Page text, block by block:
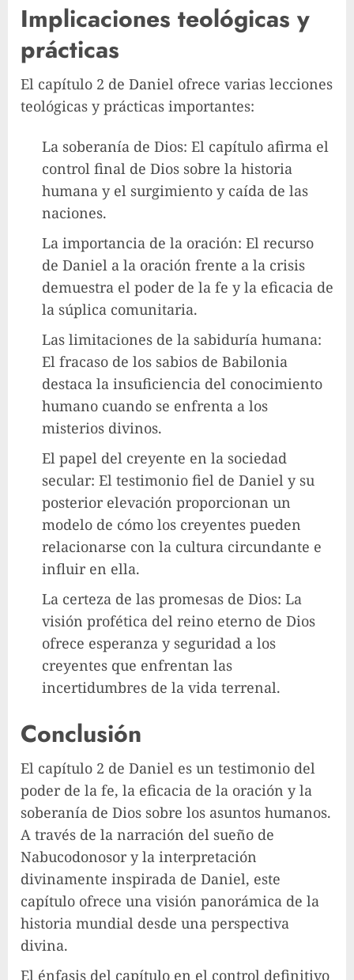
Implicaciones teológicas y
prácticas
El capítulo 2 de Daniel ofrece varias lecciones
teológicas y prácticas importantes:
La soberanía de Dios: El capítulo afirma el
control final de Dios sobre la historia
humana y el surgimiento y caída de las
naciones.
La importancia de la oración: El recurso
de Daniel a la oración frente a la crisis
demuestra el poder de la fe y la eficacia de
la súplica comunitaria.
Las limitaciones de la sabiduría humana:
El fracaso de los sabios de Babilonia
destaca la insuficiencia del conocimiento
humano cuando se enfrenta a los
misterios divinos.
El papel del creyente en la sociedad
secular: El testimonio fiel de Daniel y su
posterior elevación proporcionan un
modelo de cómo los creyentes pueden
relacionarse con la cultura circundante e
influir en ella.
La certeza de las promesas de Dios: La
visión profética del reino eterno de Dios
ofrece esperanza y seguridad a los
creyentes que enfrentan las
incertidumbres de la vida terrenal.
Conclusión
El capítulo 2 de Daniel es un testimonio del
poder de la fe, la eficacia de la oración y la
soberanía de Dios sobre los asuntos humanos.
A través de la narración del sueño de
Nabucodonosor y la interpretación
divinamente inspirada de Daniel, este
capítulo ofrece una visión panorámica de la
historia mundial desde una perspectiva
divina.
El énfasis del capítulo en el control definitivo